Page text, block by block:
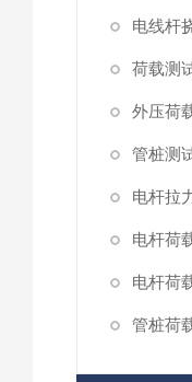
电线杆
荷载测
外压荷
管桩测
电杆拉
电杆荷
电杆荷
管桩荷